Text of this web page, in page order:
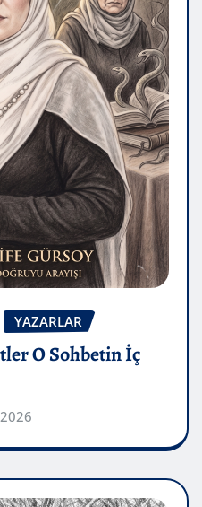
YAZARLAR
O Sohbetin İç